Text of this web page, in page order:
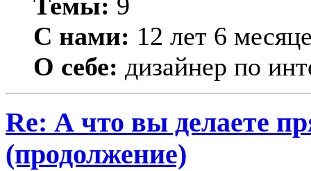
С нами: 12 лет 6
О себе: дизайнер по
Re: А что вы делаете
(продолжение)